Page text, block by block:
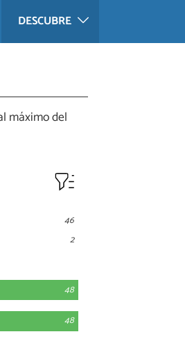
DESCUBRE
máximo del
46
2
48
48